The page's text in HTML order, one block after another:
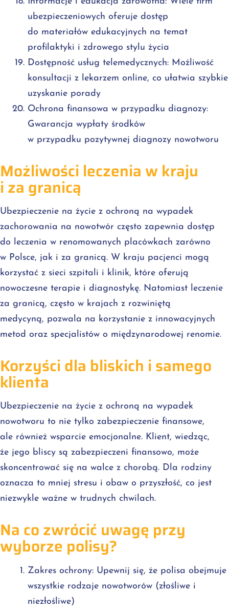
ubezpieczeniowych oferuje dostęp
do materiałów edukacyjnych na temat
profilaktyki i zdrowego stylu życia
Dostępność usług telemedycznych: Możliwość
konsultacji z lekarzem online, co ułatwia szybkie
uzyskanie porady
Ochrona finansowa w przypadku diagnozy:
Gwarancja wypłaty środków
w przypadku pozytywnej diagnozy nowotworu
Możliwości leczenia w kraju
i za granicą
Ubezpieczenie na życie z ochroną na wypadek
zachorowania na nowotwór często zapewnia dostęp
do leczenia w renomowanych placówkach zarówno
w Polsce, jak i za granicą. W kraju pacjenci mogą
korzystać z sieci szpitali i klinik, które oferują
nowoczesne terapie i diagnostykę. Natomiast leczenie
za granicą, często w krajach z rozwiniętą
medycyną, pozwala na korzystanie z innowacyjnych
metod oraz specjalistów o międzynarodowej renomie.
Korzyści dla bliskich i samego
klienta
Ubezpieczenie na życie z ochroną na wypadek
nowotworu to nie tylko zabezpieczenie finansowe,
ale również wsparcie emocjonalne. Klient, wiedząc,
że jego bliscy są zabezpieczeni finansowo, może
skoncentrować się na walce z chorobą. Dla rodziny
oznacza to mniej stresu i obaw o przyszłość, co jest
niezwykle ważne w trudnych chwilach.
Na co zwrócić uwagę przy
wyborze polisy?
Zakres ochrony: Upewnij się, że polisa obejmuje
wszystkie rodzaje nowotworów (złośliwe i
niezłośliwe)